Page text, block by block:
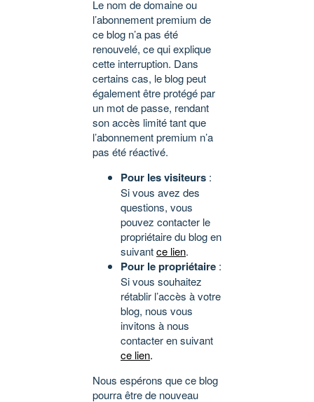
Le nom de domaine ou
l’abonnement premium de
ce blog n’a pas été
renouvelé, ce qui explique
cette interruption. Dans
certains cas, le blog peut
également être protégé par
un mot de passe, rendant
son accès limité tant que
l’abonnement premium n’a
pas été réactivé.
Pour les visiteurs :
Si vous avez des
questions, vous
pouvez contacter le
propriétaire du blog en
suivantce lien.
Pour le propriétaire :
Si vous souhaitez
rétablir l’accès à votre
blog, nous vous
invitons à nous
contacter en suivant
ce lien.
Nous espérons que ce blog
pourra être de nouveau